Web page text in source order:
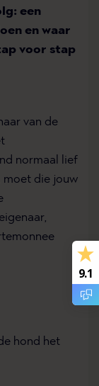
een
en waar
voor stap
van de
normaal lief
moet die jouw
hond het
9.1